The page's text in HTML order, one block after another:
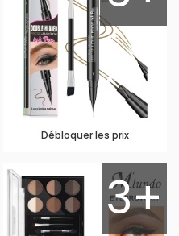
Débloquer les prix
3+